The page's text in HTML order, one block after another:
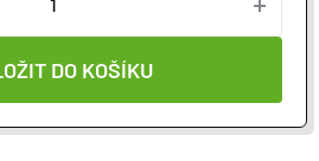
DO KOŠÍKU